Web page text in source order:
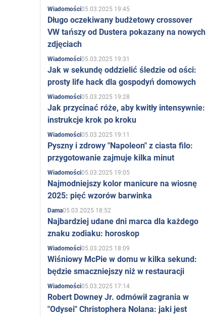
Wiadomości05.03.2025 19:45
Długo oczekiwany budżetowy crossover
VW tańszy od Dustera pokazany na nowych
zdjęciach
Wiadomości05.03.2025 19:31
Jak w sekundę oddzielić śledzie od ości:
prosty life hack dla gospodyń domowych
Wiadomości05.03.2025 19:28
Jak przycinać róże, aby kwitły intensywnie:
instrukcje krok po kroku
Wiadomości05.03.2025 19:11
Pyszny i zdrowy "Napoleon" z ciasta filo:
przygotowanie zajmuje kilka minut
Wiadomości05.03.2025 19:05
Najmodniejszy kolor manicure na wiosnę
2025: pięć wzorów barwinka
Dama05.03.2025 18:52
Najbardziej udane dni marca dla każdego
znaku zodiaku: horoskop
Wiadomości05.03.2025 18:09
Wiśniowy McPie w domu w kilka sekund:
będzie smaczniejszy niż w restauracji
Wiadomości05.03.2025 17:14
Robert Downey Jr. odmówił zagrania w
"Odysei" Christophera Nolana: jaki jest